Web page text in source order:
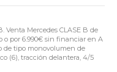
Venta Mercedes CLASE B de
o por 6.990€ sin financiar en A
de tipo monovolumen de
(6), tracción delantera, 4/5